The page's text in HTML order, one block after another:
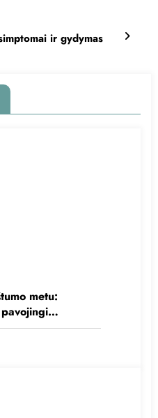
ir gydymas
metu: